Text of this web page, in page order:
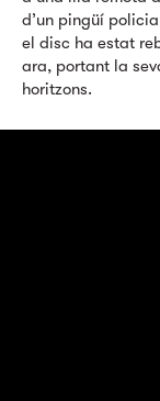
d’un pingüí
el disc ha estat
ara, portant la
horitzons.